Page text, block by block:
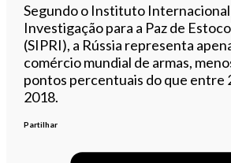
Segundo o Instituto
Investigação para a Paz de
(SIPRI), a Rússia representa
comércio mundial de armas,
pontos percentuais do que entre
2018.
Partilhar